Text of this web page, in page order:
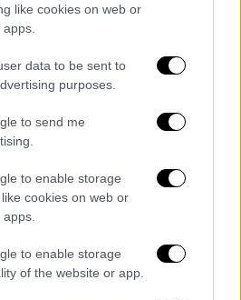
like cookies on web or
data to be sent to
purposes.
to send me
to enable storage
cookies on web or
to enable storage
of the website or app.
από το Β' Τμήμα της
Αθηνών του Γενικού
της ΑΑΔΕ όπου
περιείχεαλλεργιογόνο
προϊόν
ένδειξη στην
απαίτησε την άμεση
της συγκεκριμένης
προϊόν από την
ήδη βρίσκονται σε
έλεγχοι.